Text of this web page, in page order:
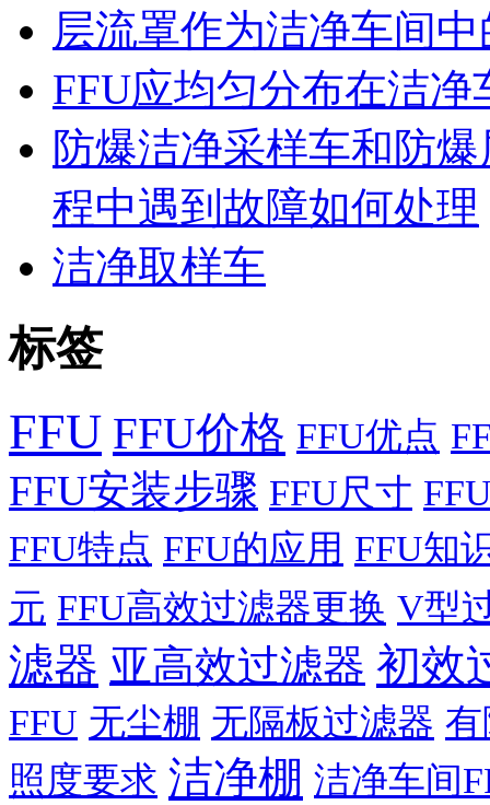
层流罩作为洁净车间
FFU应均匀分布在洁
防爆洁净采样车和防
程中遇到故障如何处理
洁净取样车
标签
FFU FFU价格 FFU优点
FFU安装步骤 FFU尺寸
FFU特点 FFU的应用 FFU知
元 FFU高效过滤器更换 V型
滤器 亚高效过滤器 初效
FFU 无尘棚 无隔板过滤器
照度要求 洁净棚 洁净车间